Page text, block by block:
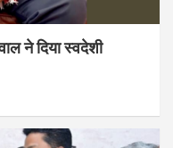
ने दिया स्वदेशी